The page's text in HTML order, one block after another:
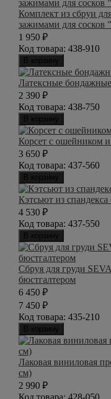
Комплект из сбруи
зажимами для сосков
1 950 ₽
Код товара: 438-910
В корзину
Латексные
2 390 ₽
Код товара: 438-750
В корзину
Корсет с ошейником
3 650 ₽
Код товара: 437-560
В корзину
Кэтсьют из
4 530 ₽
Код товара: 437-550
В корзину
Cбруя для груди
бюстгалтером
6 450 ₽
7 450 ₽
Код товара: 435-210
В корзину
Лаковая виниловая
см)
2 990 ₽